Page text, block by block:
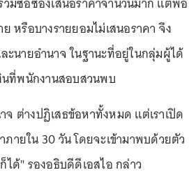
หรือบางรายยอมไม่เสนอราคา จึง
นายอำนาจ ในฐานะที่อยู่ในกลุ่มผู้ได้
นที่พนักงานสอบสวนพบ
ต่างปฏิเสธข้อหาทั้งหมด แต่เราเปิด
ายใน 30 วัน โดยจะเข้ามาพบด้วยตัว
ด้" รองอธิบดีดีเอสไอ กล่าว